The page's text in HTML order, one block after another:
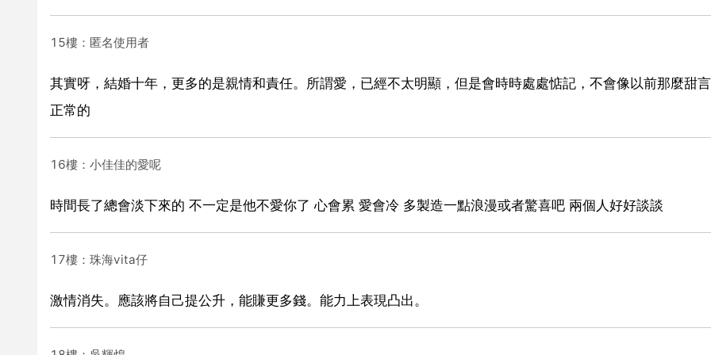
15樓：匿名使用者
其實呀，結婚十年，更多的是親情和責任。所謂愛，已經不太明顯，但是會時時處處惦記，不會像以前那麼甜
正常的
16樓：小佳佳的愛呢
時間長了總會淡下來的 不一定是他不愛你了 心會累 愛會冷 多製造一點浪漫或者驚喜吧 兩個人好好談談
17樓：珠海vita仔
激情消失。應該將自己提公升，能賺更多錢。能力上表現凸出。